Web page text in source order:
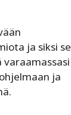
ja siksi se
ja